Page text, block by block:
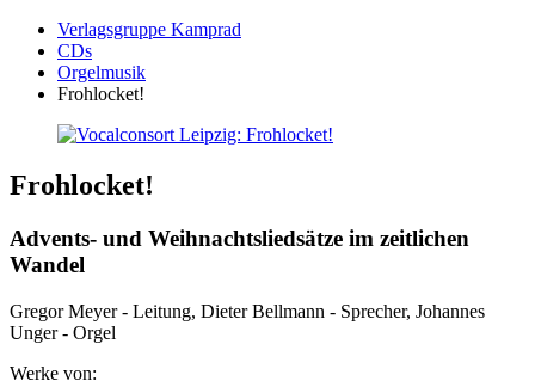
Verlagsgruppe Kamprad
CDs
Orgelmusik
Frohlocket!
Frohlocket!
Advents- und Weihnachtsliedsätze im zeitlichen
Wandel
Gregor Meyer - Leitung, Dieter Bellmann - Sprecher, Johannes
Unger - Orgel
Werke von: